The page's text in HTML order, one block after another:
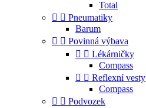
Total
  Pneumatiky
Barum
  Povinná výbava
  Lékárničky
Compass
  Reflexní vesty
Compass
  Podvozek